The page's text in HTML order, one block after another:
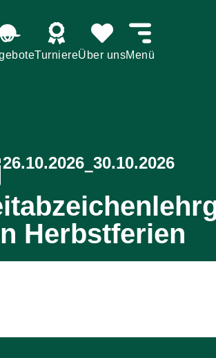
TurniereÜber unsMenü
26.10.2026–30.10.2026
Herbstferien